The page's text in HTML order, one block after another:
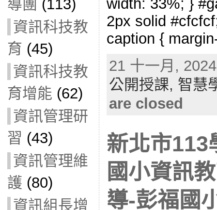
導團 (113)
資訊科技教
育 (45)
資訊科技教
育增能 (62)
資訊管理研
習 (43)
資訊管理維
護 (80)
資訊組長增
width: 33%; }
2px solid
caption {
21 十一月,
公開授課, 智慧
are closed
新北市113
國小資訊
導-彭福國